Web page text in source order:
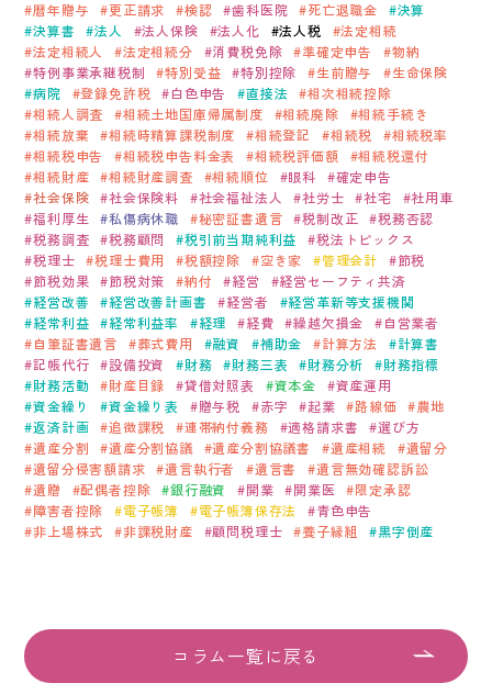
暦年贈与
更正請求 検認 歯科医院 死亡退職金
決算
決算書
法人 法人保険 法人化 法人税
法定相続
法定相続人
法定相続分 消費税免除 準確定申告
物納
特例事業承継税制
特別受益 特別控除 生前贈与
生命保険
病院
登録免許税 白色申告 直接法
相次相続控除
相続人調査
相続土地国庫帰属制度 相続廃除
相続手続き
相続放棄
相続時精算課税制度 相続登記 相続税
相続税率
相続税申告
相続税申告料金表 相続税評価額
相続税還付
相続財産
相続財産調査 相続順位 眼科
確定申告
社会保険
社会保険料 社会福祉法人 社労士 社宅
社用車
福利厚生
私傷病休職 秘密証書遺言 税制改正
税務否認
税務調査
税務顧問 税引前当期純利益
税法トピックス
税理士
税理士費用 税額控除 空き家 管理会計
節税
節税効果
節税対策 納付 経営
経営セーフティ共済
経営改善
経営改善計画書 経営者
経営革新等支援機関
経常利益
経常利益率 経理 経費 繰越欠損金
自営業者
自筆証書遺言
葬式費用 融資 補助金 計算方法
計算書
記帳代行
設備投資 財務 財務三表 財務分析
財務指標
財務活動
財産目録 貸借対照表 資本金
資産運用
資金繰り
資金繰り表 贈与税 赤字 起業 路線価
農地
返済計画
追徴課税 連帯納付義務 適格請求書
選び方
遺産分割
遺産分割協議 遺産分割協議書 遺産相続
遺留分
遺留分侵害額請求
遺言執行者 遺言書
遺言無効確認訴訟
遺贈
配偶者控除 銀行融資 開業 開業医
限定承認
障害者控除
電子帳簿 電子帳簿保存法
青色申告
非上場株式
非課税財産 顧問税理士 養子縁組 黒字倒産
コラム一覧に戻る